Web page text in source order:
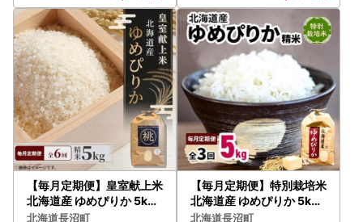
【毎月定期便】皇室献上米
北海道産 ゆめぴりか 5kg(
5キロ×1) 精米 美味しいお
北海道長沼町
【毎月定期便】特別栽培米
北海道産 ゆめぴりか 5kg(
5キロ×1) 精米 美味しいお
北海道長沼町